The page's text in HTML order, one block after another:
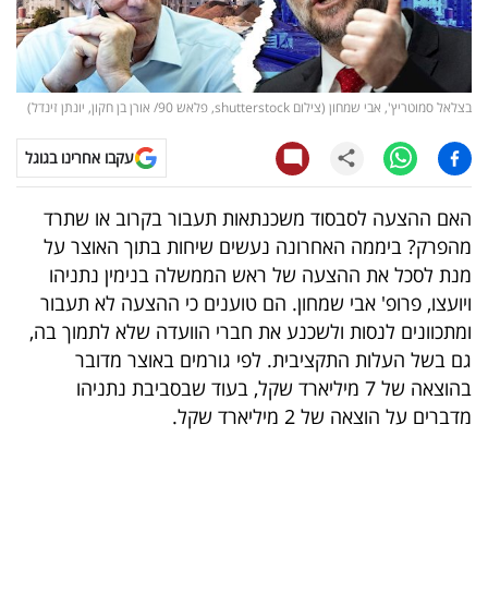
עסקית
קריפטו
ויראלי
טלוויזיה
עסקי
ספורט
קריירה
ולימודים
מינויים
רייטינג
בצלאל סמוטריץ', אבי שמחון (צילום shutterstock, פלאש 90/ אורן בן חקון, יונתן זינדל)
עקבו אחרינו בגוגל
האם ההצעה לסבסוד משכנתאות תעבור בקרוב או שתרד
מהפרק? ביממה האחרונה נעשים שיחות בתוך האוצר על
מנת לסכל את ההצעה של ראש הממשלה בנימין נתניהו
ויועצו, פרופ' אבי שמחון. הם טוענים כי ההצעה לא תעבור
ומתכוונים לנסות ולשכנע את חברי הוועדה שלא לתמוך בה,
גם בשל העלות התקציבית. לפי גורמים באוצר מדובר
בהוצאה של 7 מיליארד שקל, בעוד שבסביבת נתניהו
מדברים על הוצאה של 2 מיליארד שקל.